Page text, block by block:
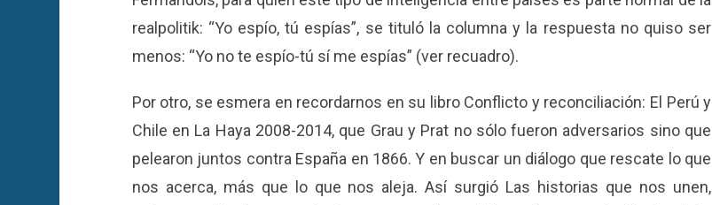
realpolitik: “Yo espío, tú espías”, se tituló la columna y la respuesta no quiso ser
menos: “Yo no te espío-tú sí me espías” (ver recuadro).
Por otro, se esmera en recordarnos en su libro Conflicto y reconciliación: El Perú y
Chile en La Haya 2008-2014, que Grau y Prat no sólo fueron adversarios sino que
pelearon juntos contra España en 1866. Y en buscar un diálogo que rescate lo que
nos acerca, más que lo que nos aleja. Así surgió Las historias que nos unen,